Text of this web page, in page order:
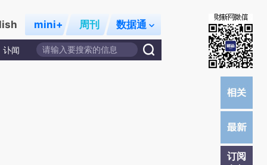
mini+ 周刊 数据通
讣闻
订阅